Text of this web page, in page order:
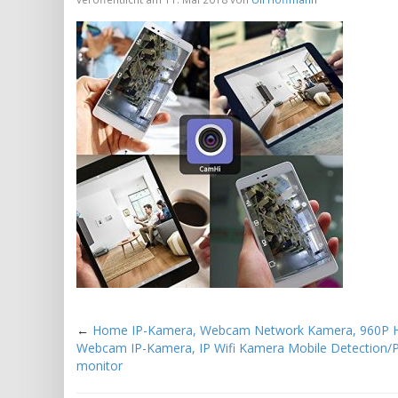
← Home IP-Kamera, Webcam Network Kamera, 960P
Webcam IP-Kamera, IP Wifi Kamera Mobile Detection/
monitor